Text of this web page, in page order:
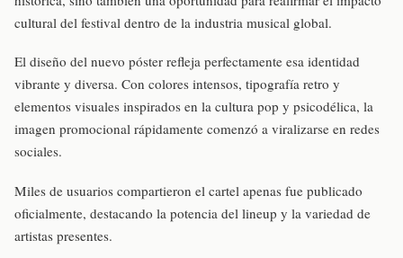
cultural del festival dentro de la industria musical global.
El diseño del nuevo póster refleja perfectamente esa identidad
vibrante y diversa. Con colores intensos, tipografía retro y
elementos visuales inspirados en la cultura pop y psicodélica, la
imagen promocional rápidamente comenzó a viralizarse en redes
sociales.
Miles de usuarios compartieron el cartel apenas fue publicado
oficialmente, destacando la potencia del lineup y la variedad de
artistas presentes.